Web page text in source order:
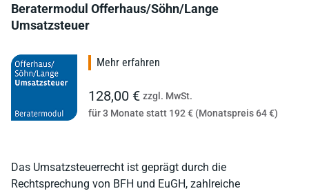
Beratermodul Offerhaus/Söhn/Lange
Umsatzsteuer
Das Umsatzsteuerrecht ist geprägt durch die
Rechtsprechung von BFH und EuGH, zahlreiche
Mehr erfahren
128,00 € zzgl. MwSt.
für 3 Monate statt 192 € (Monatspreis 64 €)